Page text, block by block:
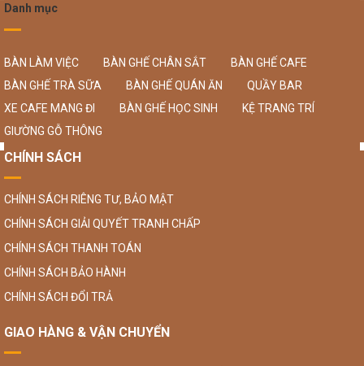
Danh mục
BÀN LÀM VIỆC BÀN GHẾ CHÂN SẮT
BÀN GHẾ CAFE
BÀN GHẾ TRÀ SỮA
BÀN GHẾ QUÁN ĂN
QUẦY BAR
XE CAFE MANG ĐI
BÀN GHẾ HỌC SINH
KỆ TRANG TRÍ
GIƯỜNG GỖ THÔNG
CHÍNH SÁCH
CHÍNH SÁCH RIÊNG TƯ, BẢO MẬT
CHÍNH SÁCH GIẢI QUYẾT TRANH CHẤP
CHÍNH SÁCH THANH TOÁN
CHÍNH SÁCH BẢO HÀNH
CHÍNH SÁCH ĐỔI TRẢ
GIAO HÀNG & VẬN CHUYỂN